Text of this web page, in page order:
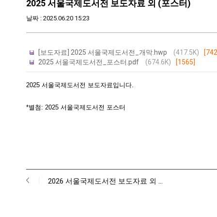
2025 서울국제도서전 보도자료 외 (포스터)
날짜 : 2025.06.20 15:23
[보도자료] 2025 서울국제도서전_개막.hwp (417.5K)
2025 서울국제도서전_포스터.pdf
(674.6K) [1565]
2025 서울국제도서전 보도자료입니다.
*별첨: 2025 서울국제도서전 포스터
2026 서울국제도서전 보도자료 외 …